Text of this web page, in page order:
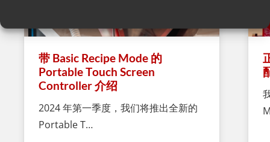
带 Basic Recipe Mode 的
Portable Touch Screen
Controller 介绍
2024 年第一季度，我们将推出全新的
Portable T…